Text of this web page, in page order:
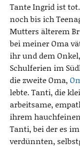
Tante Ingrid ist
noch bis ich
Mutters älterem
bei meiner Oma
ihr und dem
Schulferien im
die zweite Oma,
lebte. Tanti, die
arbeitsame,
ihrem
Tanti, bei der es
verdünnten,